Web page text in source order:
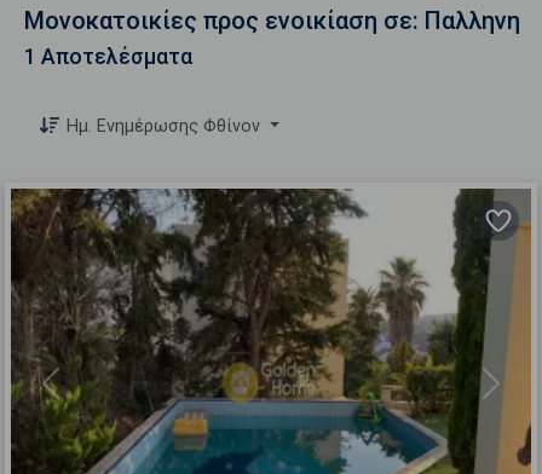
Μονοκατοικίες προς ενοικίαση σε: Παλληνη
1 Αποτελέσματα
Ημ. Ενημέρωσης Φθίνον
Previous Next